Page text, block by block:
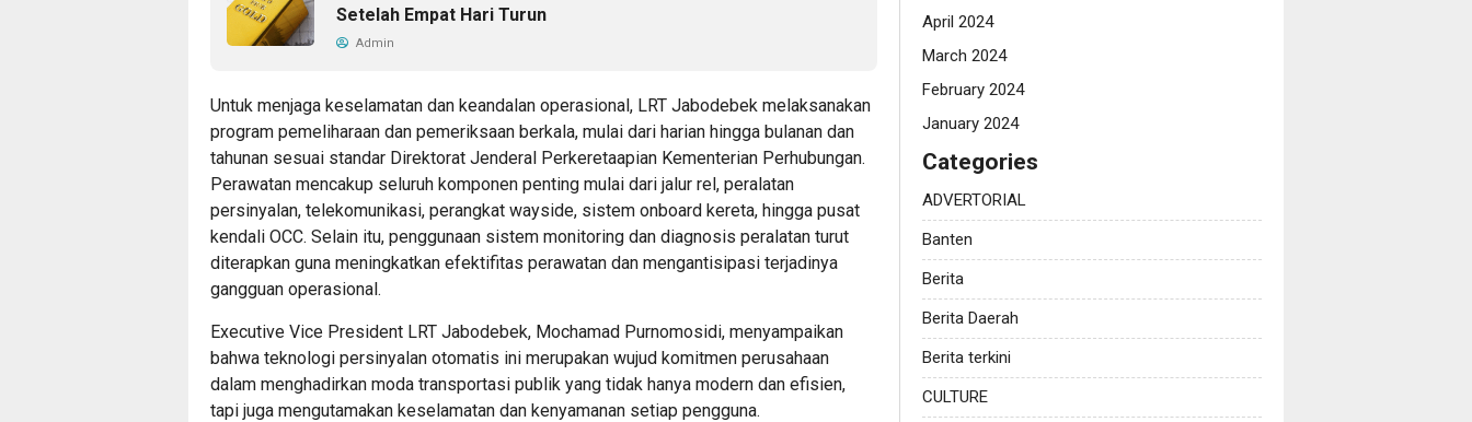
Setelah Empat Hari Turun
Admin
Untuk menjaga keselamatan dan keandalan operasional, LRT Jabodebek melaksanakan
program pemeliharaan dan pemeriksaan berkala, mulai dari harian hingga bulanan dan
tahunan sesuai standar Direktorat Jenderal Perkeretaapian Kementerian Perhubungan.
Perawatan mencakup seluruh komponen penting mulai dari jalur rel, peralatan
persinyalan, telekomunikasi, perangkat wayside, sistem onboard kereta, hingga pusat
kendali OCC. Selain itu, penggunaan sistem monitoring dan diagnosis peralatan turut
diterapkan guna meningkatkan efektifitas perawatan dan mengantisipasi terjadinya
gangguan operasional.
Executive Vice President LRT Jabodebek, Mochamad Purnomosidi, menyampaikan
bahwa teknologi persinyalan otomatis ini merupakan wujud komitmen perusahaan
dalam menghadirkan moda transportasi publik yang tidak hanya modern dan efisien,
tapi juga mengutamakan keselamatan dan kenyamanan setiap pengguna.
April 2024
March 2024
February 2024
January 2024
Categories
ADVERTORIAL
Banten
Berita
Berita Daerah
Berita terkini
CULTURE